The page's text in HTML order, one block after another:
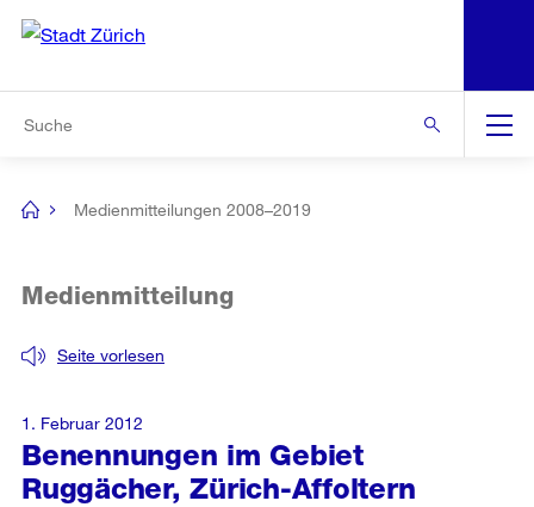
Navigation
[no
Medienmitteilungen 2008–2019
Benennungen im Gebiet
Ruggächer, Zürich-Affoltern
Seite vorlesen
Medienmitteilung
1. Februar 2012